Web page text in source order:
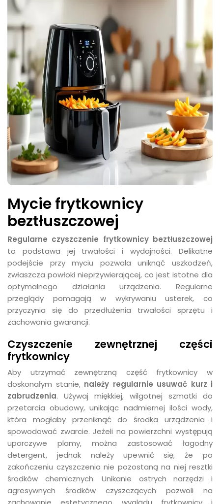
Mycie frytkownicy
beztłuszczowej
Regularne czyszczenie frytkownicy beztłuszczowej
to podstawa jej trwałości i wydajności. Delikatne
podejście przy myciu pozwala uniknąć uszkodzeń,
zwłaszcza powłoki nieprzywierającej, co jest istotne dla
optymalnego działania urządzenia. Regularne
przeglądy pomagają w wykrywaniu usterek, co
przyczynia się do przedłużenia trwałości sprzętu i
zachowania gwarancji.
Czyszczenie zewnętrznej części
frytkownicy
Aby utrzymać zewnętrzną część frytkownicy w
doskonałym stanie, należy regularnie usuwać kurz i
zabrudzenia. Używaj miękkiej, wilgotnej szmatki do
przetarcia obudowy, unikając nadmiernej ilości wody,
która mogłaby przeniknąć do środka urządzenia i
spowodować zwarcie. Jeżeli na powierzchni występują
uporczywe plamy, można zastosować łagodny
detergent, jednak należy upewnić się, że po
zakończeniu czyszczenia nie pozostaną na niej resztki
środków chemicznych. Unikanie ostrych narzędzi i
agresywnych środków czyszczących pozwoli na